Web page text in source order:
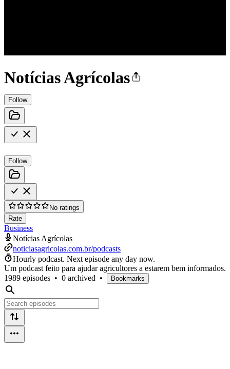
Notícias Agrícolas
Follow
Follow
No ratings
Rate
Business
Notícias Agrícolas
noticiasagricolas.com.br/podcasts
Hourly podcast. Next episode any day now.
Um podcast feito para ajudar agricultores a estarem bem informados.
1989 episodes • 0 archived • Bookmarks